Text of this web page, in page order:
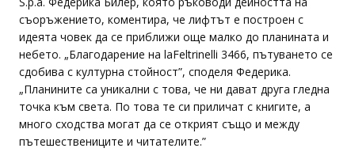
на самия лифт Skyway Monte Bianco Funivie Montebianco
S.p.a. Федерика Билер, която ръководи дейността на
съоръжението, коментира, че лифтът е построен с
идеята човек да се приближи още малко до планината и
небето. „Благодарение на laFeltrinelli 3466, пътуването се
сдобива с културна стойност”, споделя Федерика.
„Планините са уникални с това, че ни дават друга гледна
точка към света. По това те си приличат с книгите, а
много сходства могат да се открият също и между